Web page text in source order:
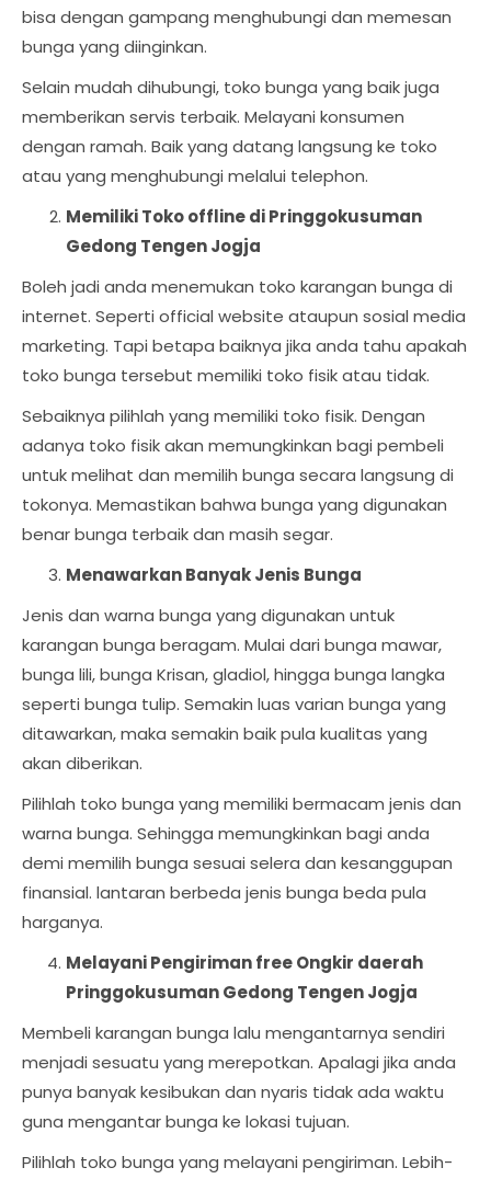
bisa dengan gampang menghubungi dan memesan
bunga yang diinginkan.
Selain mudah dihubungi, toko bunga yang baik juga
memberikan servis terbaik. Melayani konsumen
dengan ramah. Baik yang datang langsung ke toko
atau yang menghubungi melalui telephon.
Memiliki Toko offline di Pringgokusuman
Gedong Tengen Jogja
Boleh jadi anda menemukan toko karangan bunga di
internet. Seperti official website ataupun sosial media
marketing. Tapi betapa baiknya jika anda tahu apakah
toko bunga tersebut memiliki toko fisik atau tidak.
Sebaiknya pilihlah yang memiliki toko fisik. Dengan
adanya toko fisik akan memungkinkan bagi pembeli
untuk melihat dan memilih bunga secara langsung di
tokonya. Memastikan bahwa bunga yang digunakan
benar bunga terbaik dan masih segar.
Menawarkan Banyak Jenis Bunga
Jenis dan warna bunga yang digunakan untuk
karangan bunga beragam. Mulai dari bunga mawar,
bunga lili, bunga Krisan, gladiol, hingga bunga langka
seperti bunga tulip. Semakin luas varian bunga yang
ditawarkan, maka semakin baik pula kualitas yang
akan diberikan.
Pilihlah toko bunga yang memiliki bermacam jenis dan
warna bunga. Sehingga memungkinkan bagi anda
demi memilih bunga sesuai selera dan kesanggupan
finansial. lantaran berbeda jenis bunga beda pula
harganya.
Melayani Pengiriman free Ongkir daerah
Pringgokusuman Gedong Tengen Jogja
Membeli karangan bunga lalu mengantarnya sendiri
menjadi sesuatu yang merepotkan. Apalagi jika anda
punya banyak kesibukan dan nyaris tidak ada waktu
guna mengantar bunga ke lokasi tujuan.
Pilihlah toko bunga yang melayani pengiriman. Lebih-